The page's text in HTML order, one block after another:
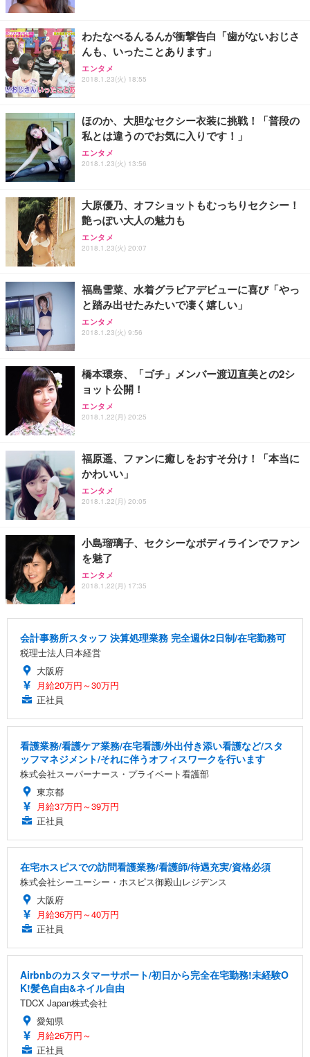
わたなべるんるんが衝撃告白「歯がないおじさ
んも、いったことあります」
エンタメ
2018.1.23(火) 18:55
ほのか、大胆なセクシー衣装に挑戦！「普段の
私とは違うのでお気に入りです！」
エンタメ
2018.1.23(火) 13:56
大原優乃、オフショットもむっちりセクシー！
艶っぽい大人の魅力も
エンタメ
2018.1.23(火) 20:07
福島雪菜、水着グラビアデビューに喜び「やっ
と踏み出せたみたいで凄く嬉しい」
エンタメ
2018.1.23(火) 9:56
橋本環奈、「ゴチ」メンバー渡辺直美との2シ
ョット公開！
エンタメ
2018.1.22(月) 20:25
福原遥、ファンに癒しをおすそ分け！「本当に
かわいい」
エンタメ
2018.1.22(月) 20:05
小島瑠璃子、セクシーなボディラインでファン
を魅了
エンタメ
2018.1.22(月) 17:35
会計事務所スタッフ 決算処理業務 完全週休2日制/在宅勤務可
税理士法人日本経営
大阪府
月給20万円～30万円
正社員
看護業務/看護ケア業務/在宅看護/外出付き添い看護など/スタ
ッフマネジメント/それに伴うオフィスワークを行います
株式会社スーパーナース・プライベート看護部
東京都
月給37万円～39万円
正社員
在宅ホスピスでの訪問看護業務/看護師/待遇充実/資格必須
株式会社シーユーシー・ホスピス御殿山レジデンス
大阪府
月給36万円～40万円
正社員
Airbnbのカスタマーサポート/初日から完全在宅勤務!未経験O
K!髪色自由&ネイル自由
TDCX Japan株式会社
愛知県
月給26万円～
正社員